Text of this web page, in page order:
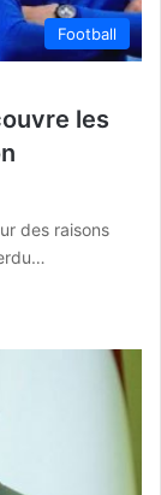
Football
les
des raisons